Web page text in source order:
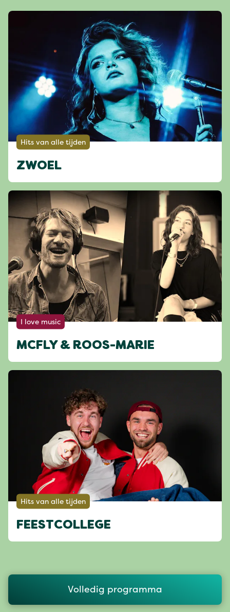
Hits van alle tijden
ZWOEL
I love music
MCFLY & ROOS-MARIE
Hits van alle tijden
FEESTCOLLEGE
Volledig programma